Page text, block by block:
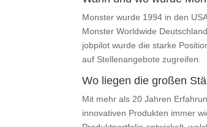
Monster wurde 1994 in den
Monster Worldwide
jobpilot wurde die starke
auf Stellenangebote zugreifen.
Wo liegen die großen
Mit mehr als 20 Jahren
innovativen Produkten immer